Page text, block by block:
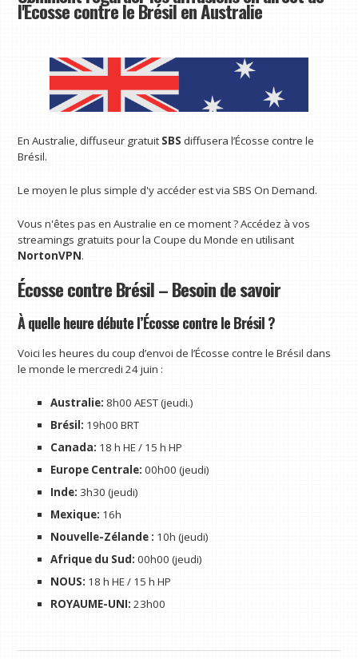
l'Écosse contre le Brésil en Australie
En Australie, diffuseur gratuit SBS diffusera l’Écosse contre le
Brésil.
Le moyen le plus simple d'y accéder est via SBS On Demand.
Vous n'êtes pas en Australie en ce moment ? Accédez à vos
streamings gratuits pour la Coupe du Monde en utilisant
NortonVPN.
Écosse contre Brésil – Besoin de savoir
À quelle heure débute l’Écosse contre le Brésil ?
Voici les heures du coup d’envoi de l’Écosse contre le Brésil dans
le monde le mercredi 24 juin :
Australie: 8h00 AEST (jeudi.)
Brésil: 19h00 BRT
Canada: 18 h HE / 15 h HP
Europe Centrale: 00h00 (jeudi)
Inde: 3h30 (jeudi)
Mexique: 16h
Nouvelle-Zélande : 10h (jeudi)
Afrique du Sud: 00h00 (jeudi)
NOUS: 18 h HE / 15 h HP
ROYAUME-UNI: 23h00